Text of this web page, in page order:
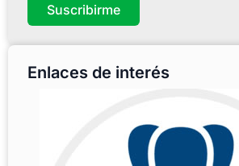
Suscribirme
Enlaces de interés